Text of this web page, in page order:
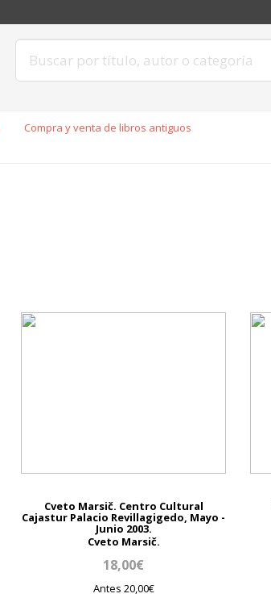
Compra y venta de libros antiguos
Cveto Marsič. Centro Cultural
Cajastur Palacio Revillagigedo, Mayo -
Junio 2003.
Cveto Marsič.
18,00€
Antes 20,00€